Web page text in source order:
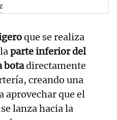
que se realiza
parte inferior del
botadirectamente
creando una
aprovechar que el
lanza hacia la